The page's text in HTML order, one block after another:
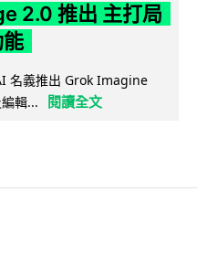
2.0 推出 主打局
名義推出 Grok Imagine
輯...
閱讀全文